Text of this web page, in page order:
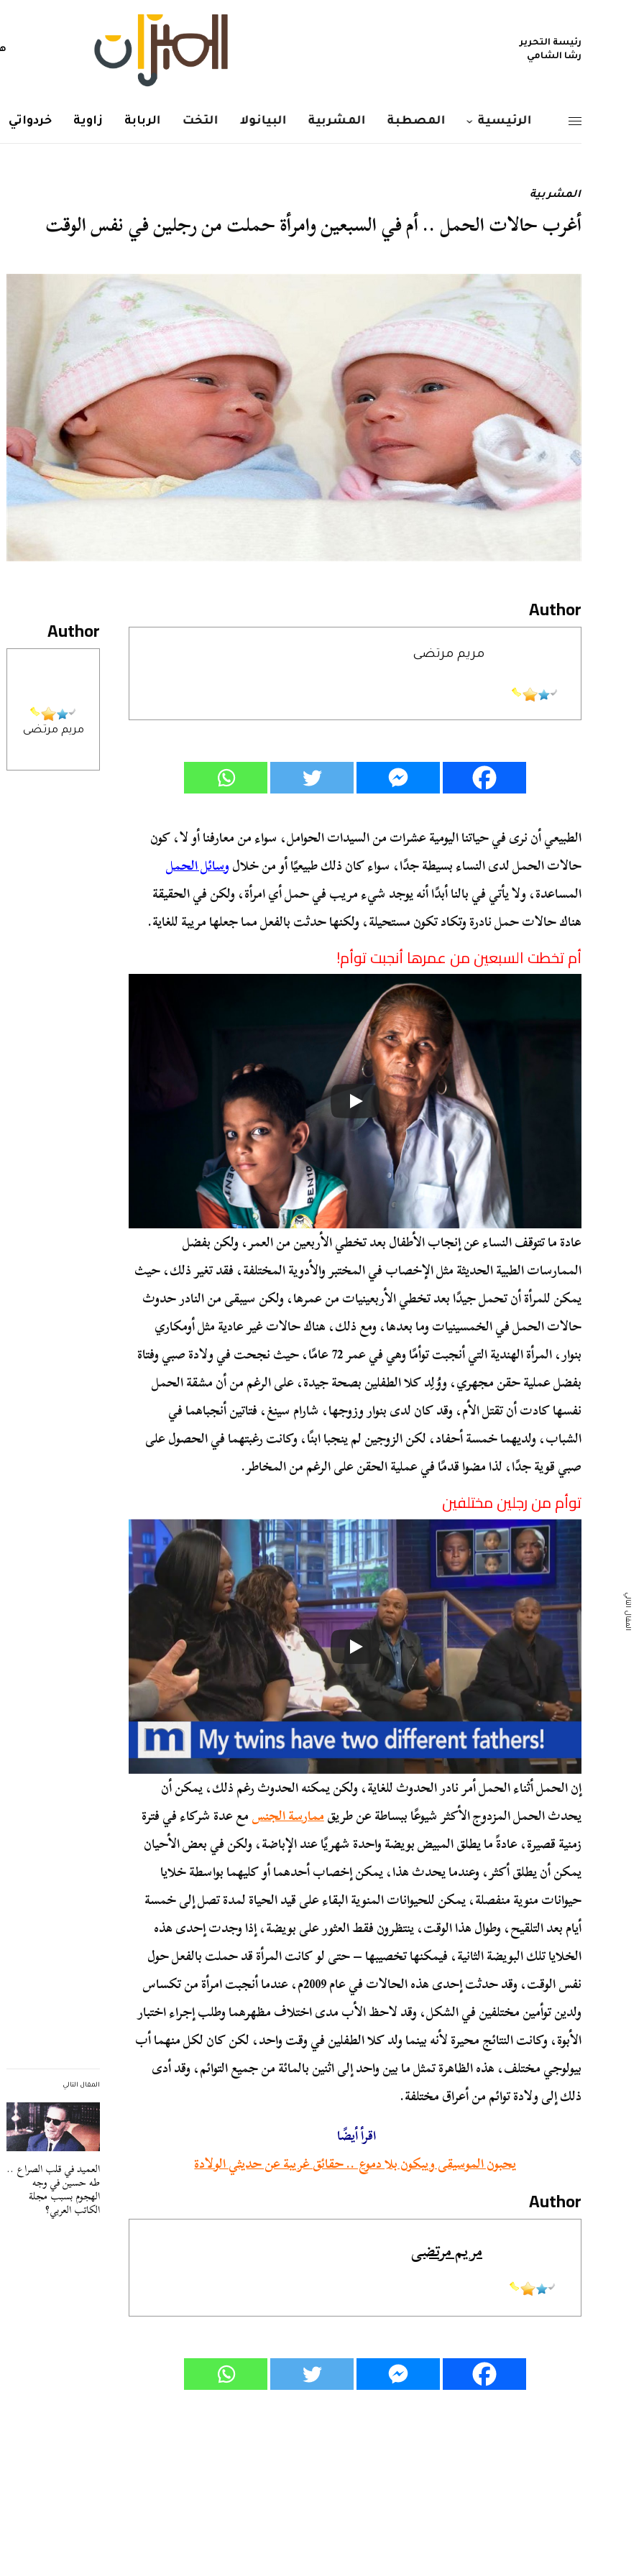
رئيسة التحرير
رشا الشامي
الرئيسية المصطبة المشربية البيانولا التخت الربابة زاوية خردواتي
المشربية
أغرب حالات الحمل .. أم في السبعين وامرأة حملت من رجلين في نفس الوقت
Author
مريم مرتضى
المقال التالي
العميد في قلب الصراع ..
طه حسين في وجه
الهجوم بسبب مجلة
الكاتب العربي؟
Author
مريم مرتضى
الطبيعي أن نرى في حياتنا اليومية عشرات من السيدات الحوامل، سواء من معارفنا أو لا، كون
حالات الحمل لدى النساء بسيطة جدًا، سواء كان ذلك طبيعيًا أو من خلالوسائل الحمل
المساعدة، ولا يأتي في بالنا أبدًا أنه يوجد شيء مريب في حمل أي امرأة، ولكن في الحقيقة
هناك حالات حمل نادرة وتكاد تكون مستحيلة، ولكنها حدثت بالفعل مما جعلها مريبة للغاية.
أم تخطت السبعين من عمرها أنجبت توأم!
عادة ما تتوقف النساء عن إنجاب الأطفال بعد تخطي الأربعين من العمر، ولكن بفضل
الممارسات الطبية الحديثة مثل الإخصاب في المختبر والأدوية المختلفة، فقد تغير ذلك، حيث
يمكن للمرأة أن تحمل جيدًا بعد تخطي الأربعينيات من عمرها، ولكن سيبقى من النادر حدوث
حالات الحمل في الخمسينيات وما بعدها، ومع ذلك، هناك حالات غير عادية مثل أومكاري
بنوار، المرأة الهندية التي أنجبت توأمًا وهي في عمر 72 عامًا، حيث نجحت في ولادة صبي وفتاة
بفضل عملية حقن مجهري، ووُلِد كلا الطفلين بصحة جيدة، على الرغم من أن مشقة الحمل
نفسها كادت أن تقتل الأم، وقد كان لدى بنوار وزوجها، شارام سينغ، فتاتين أنجباهما في
الشباب، ولديهما خمسة أحفاد، لكن الزوجين لم ينجبا ابنًا، وكانت رغبتهما في الحصول على
صبي قوية جدًا، لذا مضوا قدمًا في عملية الحقن على الرغم من المخاطر.
توأم من رجلين مختلفين
إن الحمل أثناء الحمل أمر نادر الحدوث للغاية، ولكن يمكنه الحدوث رغم ذلك، يمكن أن
يحدث الحمل المزدوج الأكثر شيوعًا ببساطة عن طريقممارسة الجنسمع عدة شركاء في فترة
زمنية قصيرة، عادةً ما يطلق المبيض بويضة واحدة شهريًا عند الإباضة، ولكن في بعض الأحيان
يمكن أن يطلق أكثر، وعندما يحدث هذا، يمكن إخصاب أحدهما أو كليهما بواسطة خلايا
حيوانات منوية منفصلة، يمكن للحيوانات المنوية البقاء على قيد الحياة لمدة تصل إلى خمسة
أيام بعد التلقيح، وطوال هذا الوقت، ينتظرون فقط العثور على بويضة، إذا وجدت إحدى هذه
الخلايا تلك البويضة الثانية، فيمكنها تخصيبها – حتى لو كانت المرأة قد حملت بالفعل حول
نفس الوقت، وقد حدثت إحدى هذه الحالات في عام 2009م، عندما أنجبت امرأة من تكساس
ولدين توأمين مختلفين في الشكل، وقد لاحظ الأب مدى اختلاف مظهرهما وطلب إجراء اختبار
الأبوة، وكانت النتائج محيرة لأنه بينما ولد كلا الطفلين في وقت واحد، لكن كان لكل منهما أب
بيولوجي مختلف، هذه الظاهرة تمثل ما بين واحد إلى اثنين بالمائة من جميع التوائم، وقد أدى
ذلك إلى ولادة توائم من أعراق مختلفة.
اقرأ أيضًا
يحبون الموسيقى ويبكون بلا دموع .. حقائق غريبة عن حديثي الولادة
Author
مريم مرتضى
المقال التالي